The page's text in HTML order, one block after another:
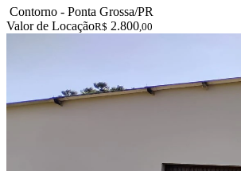
Contorno - Ponta Grossa/PR
Valor de LocaçãoR$ 2.800 ,00